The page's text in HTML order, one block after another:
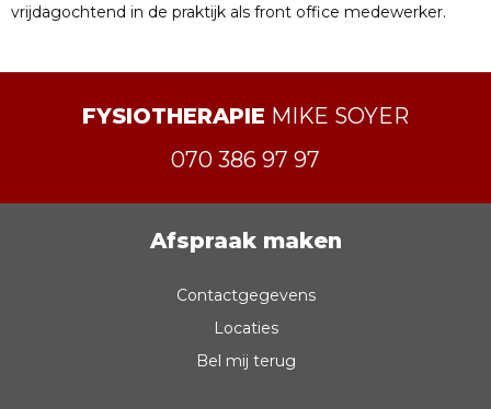
vrijdagochtend in de praktijk als front office medewerker.
FYSIOTHERAPIE MIKE SOYER
070 386 97 97
Afspraak maken
Contactgegevens
Locaties
Bel mij terug